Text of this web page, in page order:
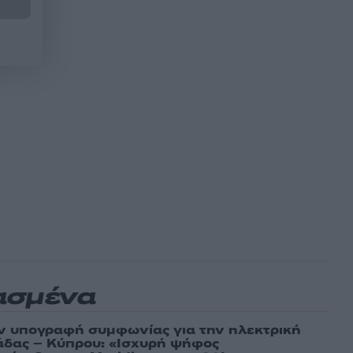
υπογραφή συμφωνίας για την ηλεκτρική
– Κύπρου: «Ισχυρή ψήφος